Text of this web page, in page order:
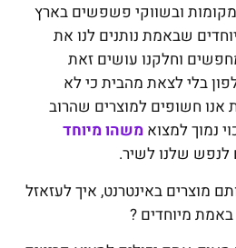
מקומות ובשווקי פשפשים בארץ
שבאמת נותנים לנו את
וחלקנו עושים זאת
בלי לצאת מהבית כי לא
אנו חשופים למוצרים שהרוב
נמוך למצוא משהו מיוחד
לנפש שלנו לשיר.
מוצרים באינטרנט, איך לעזאזל
באמת מיוחדים ?